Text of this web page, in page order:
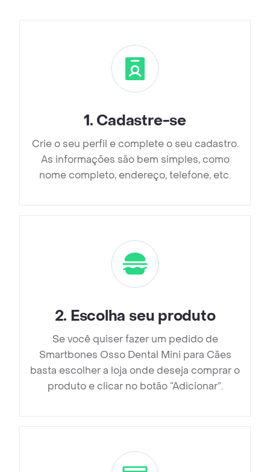
1. Cadastre-se
Crie o seu perfil e complete o seu cadastro.
As informações são bem simples, como
nome completo, endereço, telefone, etc.
2. Escolha seu produto
Se você quiser fazer um pedido de
Smartbones Osso Dental Mini para Cães
basta escolher a loja onde deseja comprar o
produto e clicar no botão “Adicionar”.